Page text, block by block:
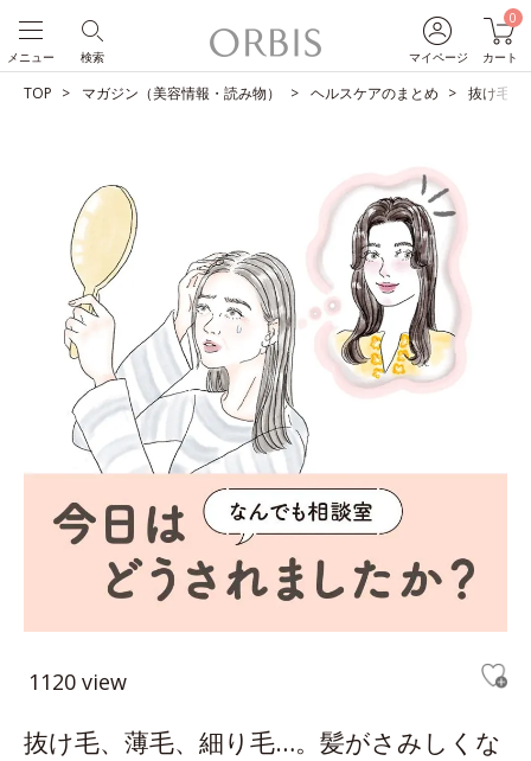
マイページ
0
カート
検索
メニュー
TOP マガジン（美容情報・読み物） ヘルスケアのまとめ 抜け毛、
1120 view
抜け毛、薄毛、細り毛…。髪がさみしくな